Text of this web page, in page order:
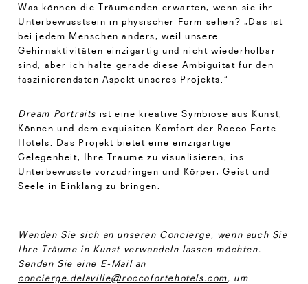
Was können die Träumenden erwarten, wenn sie ihr
Unterbewusstsein in physischer Form sehen? „Das ist
bei jedem Menschen anders, weil unsere
Gehirnaktivitäten einzigartig und nicht wiederholbar
sind, aber ich halte gerade diese Ambiguität für den
faszinierendsten Aspekt unseres Projekts.“
Dream Portraits ist eine kreative Symbiose aus Kunst,
Können und dem exquisiten Komfort der Rocco Forte
Hotels. Das Projekt bietet eine einzigartige
Gelegenheit, Ihre Träume zu visualisieren, ins
Unterbewusste vorzudringen und Körper, Geist und
Seele in Einklang zu bringen.
Wenden Sie sich an unseren Concierge, wenn auch Sie
Ihre Träume in Kunst verwandeln lassen möchten.
Senden Sie eine E-Mail an
concierge.delaville@roccofortehotels.com, um